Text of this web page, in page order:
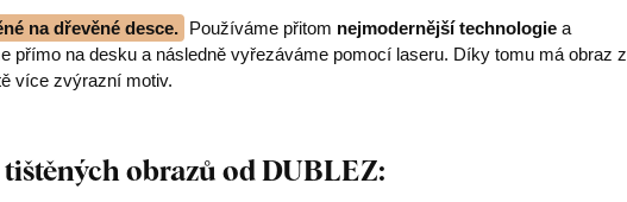
na dřevěné desce. Používáme přitom nejmodernější technologie a
přímo na desku a následně vyřezáváme pomocí laseru. Díky tomu má obraz z
více zvýrazní motiv.
obrazů od DUBLEZ: